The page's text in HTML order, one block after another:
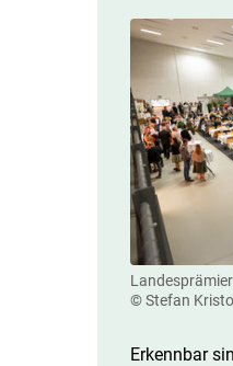
© Stefan
Erkennbar